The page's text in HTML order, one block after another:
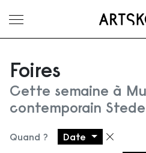
Ouvrir le menu
Foires
Cette semaine à
contemporain
Quand ? Date